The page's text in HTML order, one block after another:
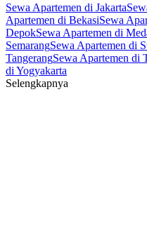
Sewa Apartemen di Jakarta
Apartemen di BekasiSewa
DepokSewa Apartemen di
SemarangSewa Apartemen di
TangerangSewa Apartemen di
di Yogyakarta
Selengkapnya